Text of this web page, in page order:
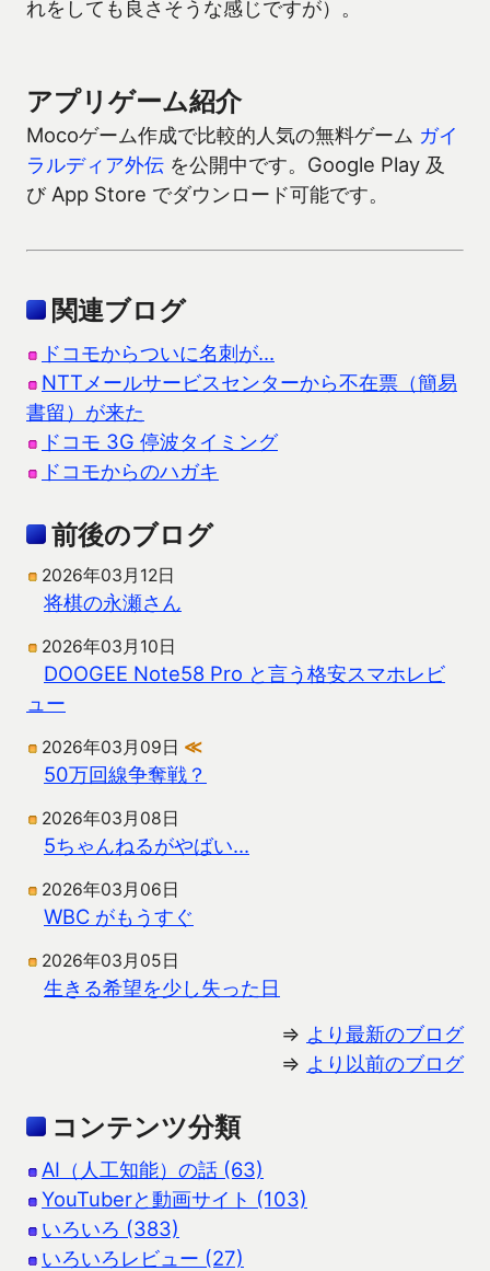
れをしても良さそうな感じですが）。
アプリゲーム紹介
Mocoゲーム作成で比較的人気の無料ゲーム ガイ
ラルディア外伝 を公開中です。Google Play 及
び App Store でダウンロード可能です。
関連ブログ
ドコモからついに名刺が…
NTTメールサービスセンターから不在票（簡易
書留）が来た
ドコモ 3G 停波タイミング
ドコモからのハガキ
前後のブログ
2026年03月12日
将棋の永瀬さん
2026年03月10日
DOOGEE Note58 Pro と言う格安スマホレビ
ュー
2026年03月09日 ≪
50万回線争奪戦？
2026年03月08日
5ちゃんねるがやばい…
2026年03月06日
WBC がもうすぐ
2026年03月05日
生きる希望を少し失った日
⇒ より最新のブログ
⇒ より以前のブログ
コンテンツ分類
AI（人工知能）の話 (63)
YouTuberと動画サイト (103)
いろいろ (383)
いろいろレビュー (27)